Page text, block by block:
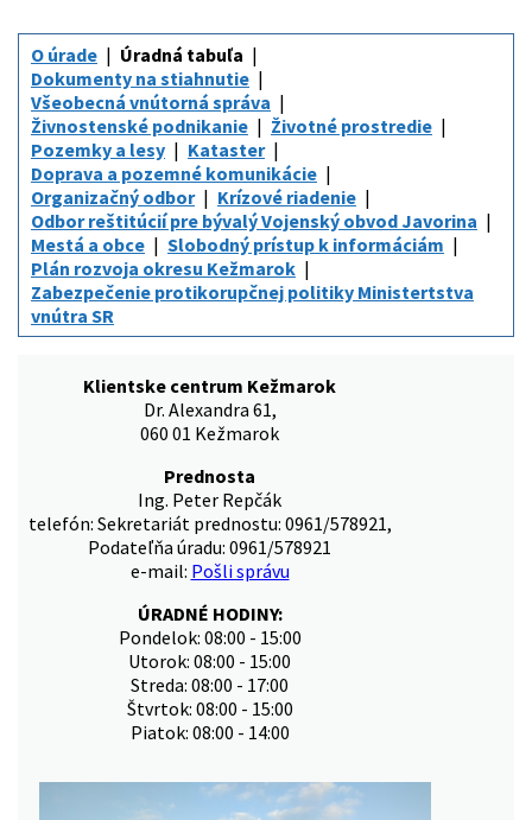
O úrade
Úradná tabuľa
Dokumenty na stiahnutie
Všeobecná vnútorná správa
Živnostenské podnikanie
Životné prostredie
Pozemky a lesy
Kataster
Doprava a pozemné komunikácie
Organizačný odbor
Krízové riadenie
Odbor reštitúcií pre bývalý Vojenský obvod Javorina
Mestá a obce
Slobodný prístup k informáciám
Plán rozvoja okresu Kežmarok
Zabezpečenie protikorupčnej politiky Ministertstva
vnútra SR
Klientske centrum Kežmarok
Dr. Alexandra 61,
060 01 Kežmarok
Prednosta
Ing. Peter Repčák
telefón: Sekretariát prednostu: 0961/578921,
Podateľňa úradu: 0961/578921
e-mail: Pošli správu
ÚRADNÉ HODINY:
Pondelok: 08:00 - 15:00
Utorok: 08:00 - 15:00
Streda: 08:00 - 17:00
Štvrtok: 08:00 - 15:00
Piatok: 08:00 - 14:00